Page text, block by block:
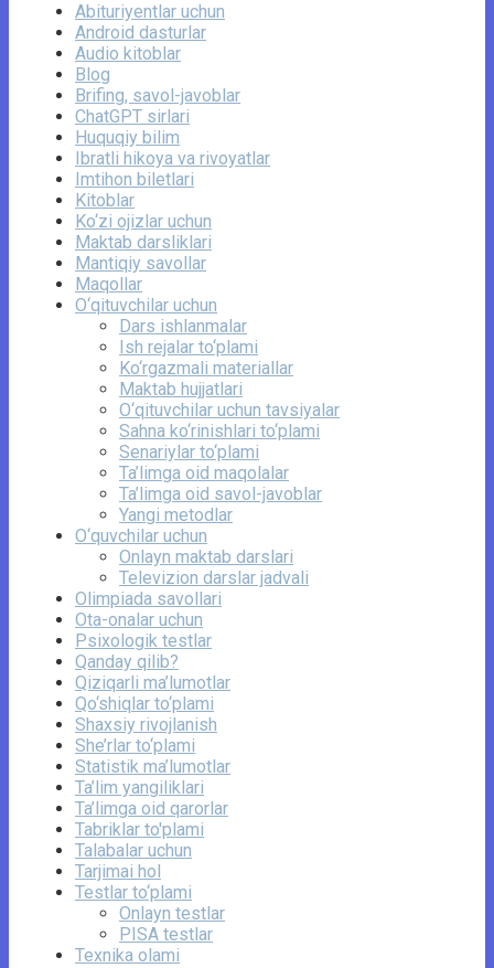
Abituriyentlar uchun
Android dasturlar
Audio kitoblar
Blog
Brifing, savol-javoblar
ChatGPT sirlari
Huquqiy bilim
Ibratli hikoya va rivoyatlar
Imtihon biletlari
Kitoblar
Ko‘zi ojizlar uchun
Maktab darsliklari
Mantiqiy savollar
Maqollar
O‘qituvchilar uchun
Dars ishlanmalar
Ish rejalar to‘plami
Ko‘rgazmali materiallar
Maktab hujjatlari
O‘qituvchilar uchun tavsiyalar
Sahna ko‘rinishlari to‘plami
Senariylar to‘plami
Ta’limga oid maqolalar
Ta’limga oid savol-javoblar
Yangi metodlar
O‘quvchilar uchun
Onlayn maktab darslari
Televizion darslar jadvali
Olimpiada savollari
Ota-onalar uchun
Psixologik testlar
Qanday qilib?
Qiziqarli ma’lumotlar
Qo‘shiqlar to‘plami
Shaxsiy rivojlanish
She’rlar to‘plami
Statistik ma’lumotlar
Ta’lim yangiliklari
Ta’limga oid qarorlar
Tabriklar to'plami
Talabalar uchun
Tarjimai hol
Testlar to‘plami
Onlayn testlar
PISA testlar
Texnika olami